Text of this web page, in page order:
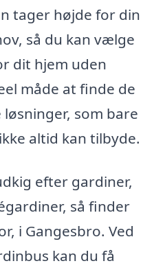
tager højde for din
så du kan vælge
dit hjem uden
måde at finde de
som bare
altid kan tilbyde.
efter gardiner,
så finder
i Gangesbro. Ved
kan du få